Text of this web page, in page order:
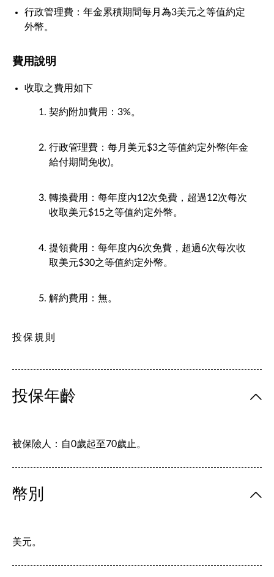
行政管理費：年金累積期間每月為3美元之等值約定
外幣。
費用說明
收取之費用如下
契約附加費用：3%。
行政管理費：每月美元$3之等值約定外幣(年金
給付期間免收)。
轉換費用：每年度內12次免費，超過12次每次
收取美元$15之等值約定外幣。
提領費用：每年度內6次免費，超過6次每次收
取美元$30之等值約定外幣。
解約費用：無。
投保規則
投保年齡
被保險人：自0歲起至70歲止。
幣別
美元。